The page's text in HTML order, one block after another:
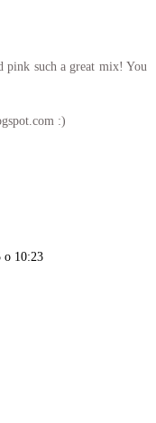
pink such a great mix! You
:)
o 10:23